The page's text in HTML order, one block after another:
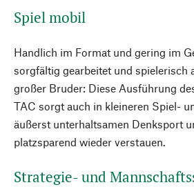
Spiel mobil
Handlich im Format und gering im
sorgfältig gearbeitet und spielerisch
großer Bruder: Diese Ausführung
TAC sorgt auch in kleineren Spiel-
äußerst unterhaltsamen Denksport
platzsparend wieder verstauen.
Strategie- und